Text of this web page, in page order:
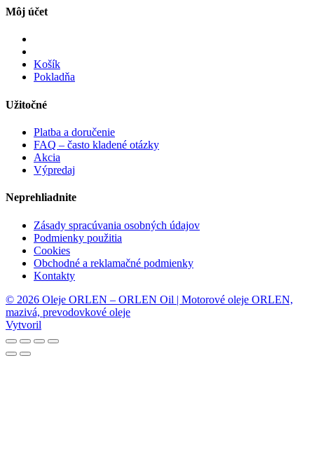
Môj účet
Košík
Pokladňa
Užitočné
Platba a doručenie
FAQ – často kladené otázky
Akcia
Výpredaj
Neprehliadnite
Zásady spracúvania osobných údajov
Podmienky použitia
Cookies
Obchodné a reklamačné podmienky
Kontakty
© 2026 Oleje ORLEN – ORLEN Oil | Motorové oleje ORLEN,
mazivá, prevodovkové oleje
Vytvoril